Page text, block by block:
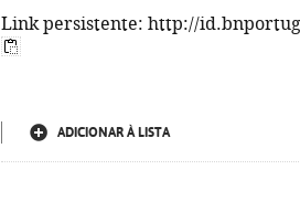
Link persistente: http://
ADICIONAR À LISTA